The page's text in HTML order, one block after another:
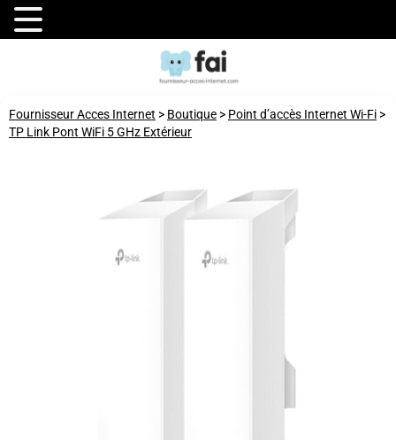
Fournisseur Acces Internet > Boutique > Point d’accès Internet Wi-Fi >
TP Link Pont WiFi 5 GHz Extérieur